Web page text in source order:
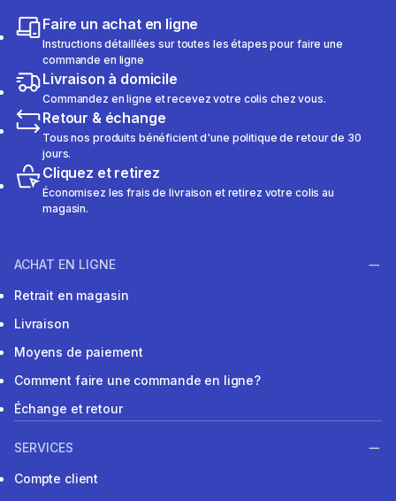
Faire un achat en ligne
Instructions détaillées sur toutes les étapes pour faire une
commande en ligne
Livraison à domicile
Commandez en ligne et recevez votre colis chez vous.
Retour & échange
Tous nos produits bénéficient d'une politique de retour de 30
jours.
Cliquez et retirez
Économisez les frais de livraison et retirez votre colis au
magasin.
ACHAT EN LIGNE
Retrait en magasin
Livraison
Moyens de paiement
Comment faire une commande en ligne?
Échange et retour
SERVICES
Compte client